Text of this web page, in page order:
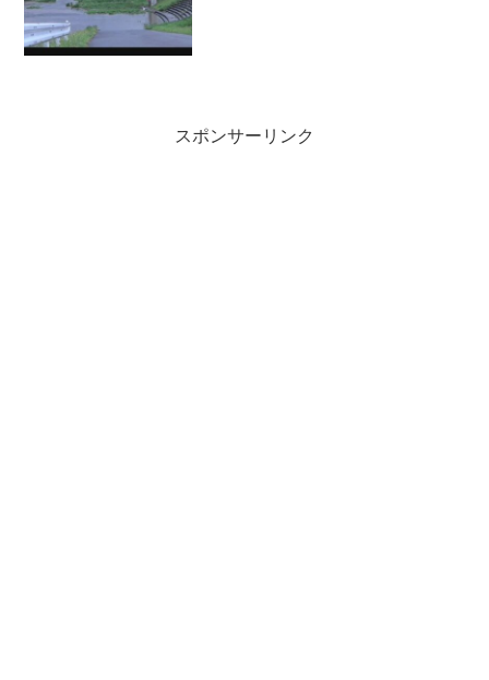
スポンサーリンク